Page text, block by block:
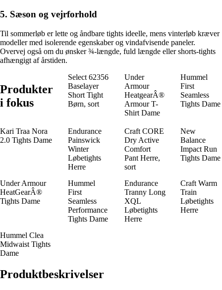
5. Sæson og vejrforhold
Til sommerløb er lette og åndbare tights ideelle, mens vinterløb kræver
modeller med isolerende egenskaber og vindafvisende paneler.
Overvej også om du ønsker ¾-længde, fuld længde eller shorts-tights
afhængigt af årstiden.
Produkter
i fokus
Select 62356
Baselayer
Short Tight
Børn, sort
Under
Armour
HeatgearÂ®
Armour T-
Shirt Dame
Hummel
First
Seamless
Tights Dame
Kari Traa Nora
2.0 Tights Dame
Endurance
Painswick
Winter
Løbetights
Herre
Craft CORE
Dry Active
Comfort
Pant Herre,
sort
New
Balance
Impact Run
Tights Dame
Under Armour
HeatGearÂ®
Tights Dame
Hummel
First
Seamless
Performance
Tights Dame
Endurance
Tranny Long
XQL
Løbetights
Herre
Craft Warm
Train
Løbetights
Herre
Hummel Clea
Midwaist Tights
Dame
Produktbeskrivelser